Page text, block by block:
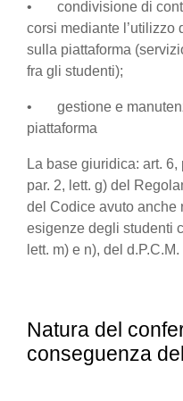
• condivisione di
corsi mediante l’utilizzo
sulla piattaforma
fra gli studenti);
• gestione e
piattaforma
La base giuridica: art. 6,
par. 2, lett. g) del
del Codice avuto anche
esigenze degli studenti
lett. m) e n), del
Natura del
conseguenza